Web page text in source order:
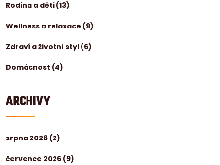
Rodina a děti (13)
Wellness a relaxace (9)
Zdraví a životní styl (6)
Domácnost (4)
ARCHIVY
srpna 2026 (2)
července 2026 (9)